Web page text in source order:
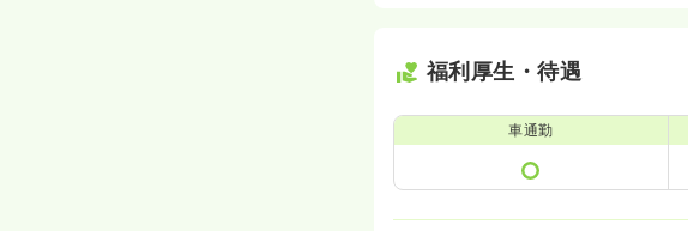
福利厚生・待遇
車通勤